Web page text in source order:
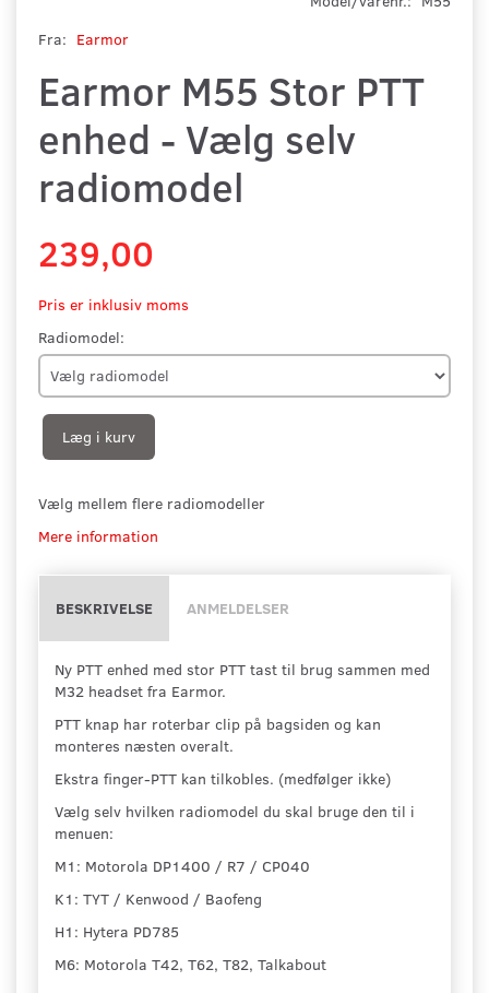
Fra: Earmor
Earmor M55 Stor PTT
enhed - Vælg selv
radiomodel
239,00
Pris er inklusiv moms
Radiomodel:
Læg i kurv
Vælg mellem flere radiomodeller
Mere information
BESKRIVELSE ANMELDELSER
Ny PTT enhed med stor PTT tast til brug sammen med
M32 headset fra Earmor.
PTT knap har roterbar clip på bagsiden og kan
monteres næsten overalt.
Ekstra finger-PTT kan tilkobles. (medfølger ikke)
Vælg selv hvilken radiomodel du skal bruge den til i
menuen:
M1: Motorola DP1400 / R7 / CP040
K1: TYT / Kenwood / Baofeng
H1: Hytera PD785
M6: Motorola T42, T62, T82, Talkabout